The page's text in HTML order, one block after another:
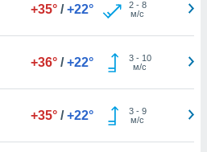
+35° / +22° 2- 8
м/с
+36° / +22° 3- 10
м/с
+35° / +22° 3- 9
м/с